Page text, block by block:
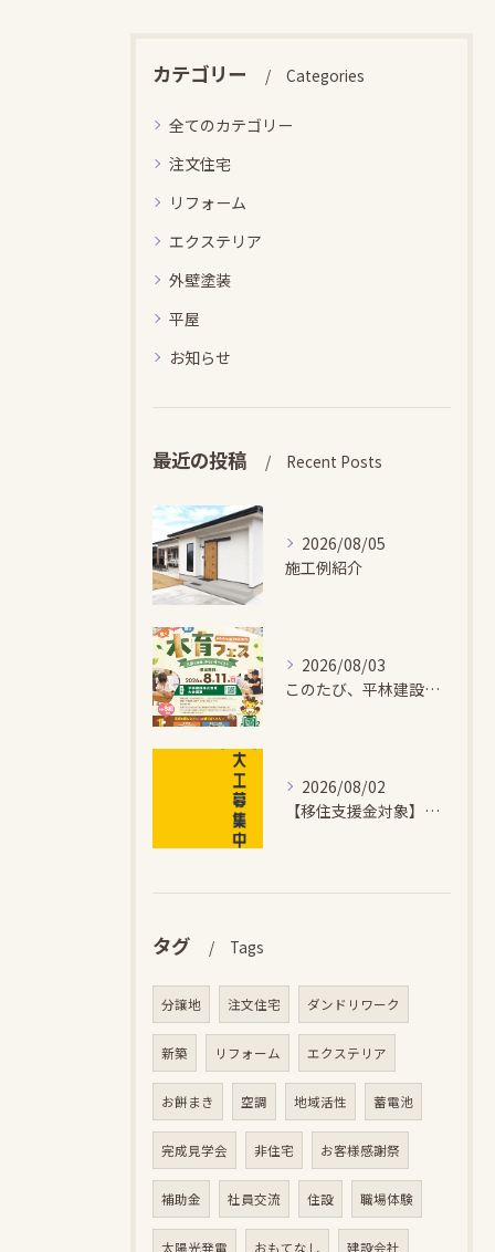
カテゴリー Categories
全てのカテゴリー
注文住宅
リフォーム
エクステリア
外壁塗装
平屋
お知らせ
最近の投稿 Recent Posts
2026/08/05
施工例紹介
2026/08/03
このたび、平林建設では、お子さまが木とふれあい・木について学...
2026/08/02
【移住支援金対象】【未経験歓迎】大多喜町で「見えないところも...
タグ Tags
分譲地 注文住宅 ダンドリワーク
新築 リフォーム エクステリア
お餅まき 空調 地域活性 蓄電池
完成見学会 非住宅 お客様感謝祭
補助金 社員交流 住設 職場体験
太陽光発電 おもてなし 建設会社